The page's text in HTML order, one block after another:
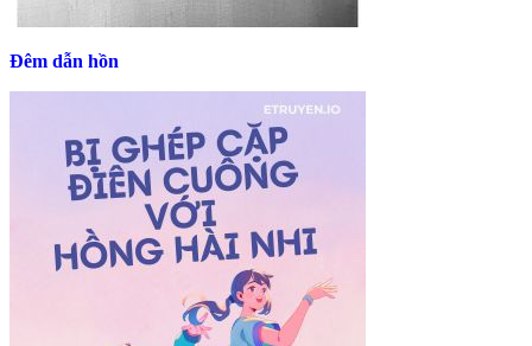
Đêm dẫn hồn